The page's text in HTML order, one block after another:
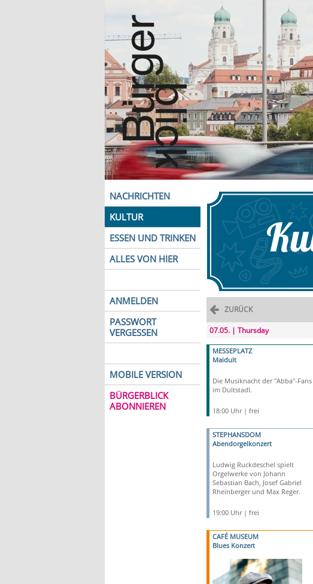
NACHRICHTEN
KULTUR
ESSEN UND TRINKEN
ALLES VON HIER
ANMELDEN
PASSWORT
VERGESSEN
MOBILE VERSION
BÜRGERBLICK
ABONNIEREN
ZURÜCK
07.05. | Thursday
MESSEPLATZ
Maidult
Die Musiknacht der "Abba"-Fans
im Dultstadl.
18:00 Uhr | frei
STEPHANSDOM
Abendorgelkonzert
Ludwig Ruckdeschel spielt
Orgelwerke von Johann
Sebastian Bach, Josef Gabriel
Rheinberger und Max Reger.
19:00 Uhr | frei
CAFÉ MUSEUM
Blues Konzert